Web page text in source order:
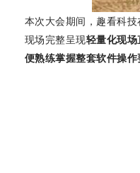
本次大会期间，趣看科技
现场完整呈现轻量化现
便熟练掌握整套软件操